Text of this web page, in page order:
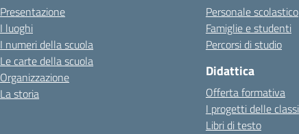
Presentazione
I luoghi
I numeri della scuola
Le carte della scuola
Organizzazione
La storia
Personale scolastico
Famiglie e studenti
Percorsi di studio
Didattica
Offerta formativa
I progetti delle classi
Libri di testo